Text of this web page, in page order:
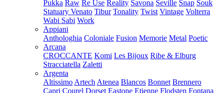
Pukka Raw Re Use Reality Savona Seville Snap Souk
Statuary Venato Tibur Tonality Twist Vintage Volterra
Wabi Sabi Work
Appiani
Anthologhia Coloniale Fusion Memorie Metal Poetic
Arcana
CROCCANTE Komi Les Bijoux Ribe & Elburg
Stracciatella Zaletti
Argenta
Altissimo Artech Atenea Blancos Bonnet Brennero
Capri Courel Dorset Eastone Etienne Flodsten Fontana